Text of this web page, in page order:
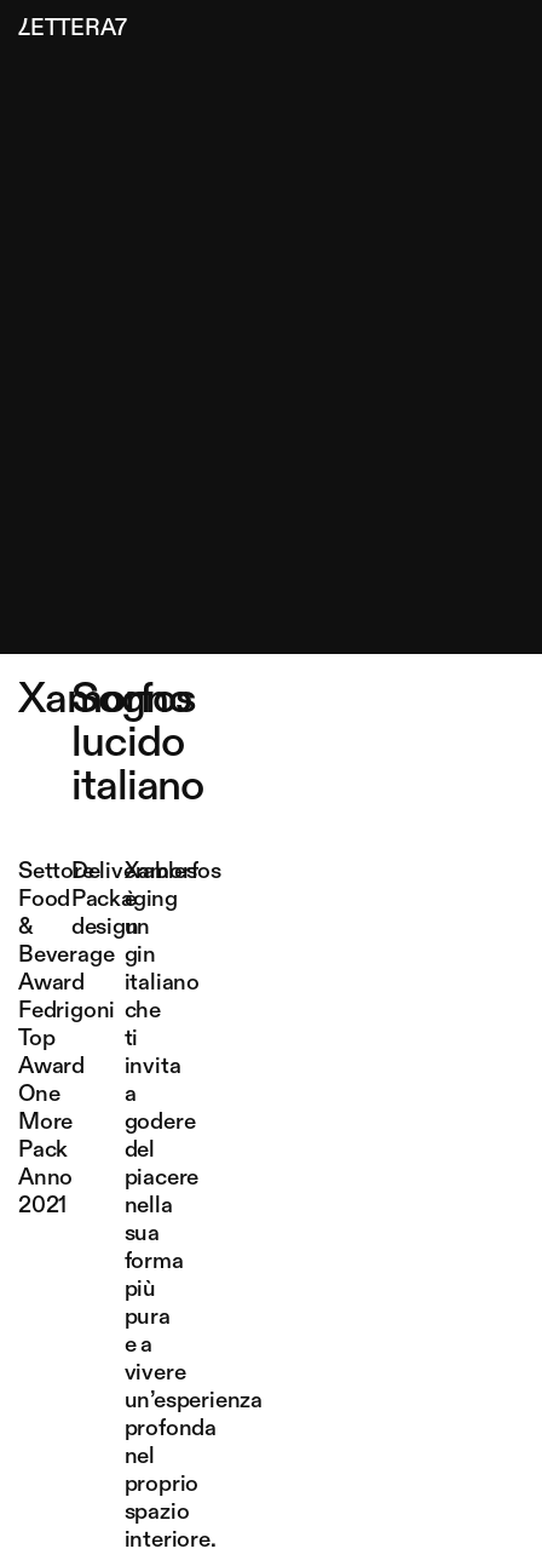
LETTERA7
Xamorfos
Sogno
lucido
italiano
Settore
Food
&
Beverage
Award
Fedrigoni
Top
Award
One
More
Pack
Anno
2021
Deliverables
Packaging
design
Xamorfos
è
un
gin
italiano
che
ti
invita
a
godere
del
piacere
nella
sua
forma
più
pura
e a
vivere
un’esperienza
profonda
nel
proprio
spazio
interiore.